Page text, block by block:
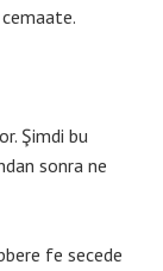
Şimdi bu
sonra ne
fe secede